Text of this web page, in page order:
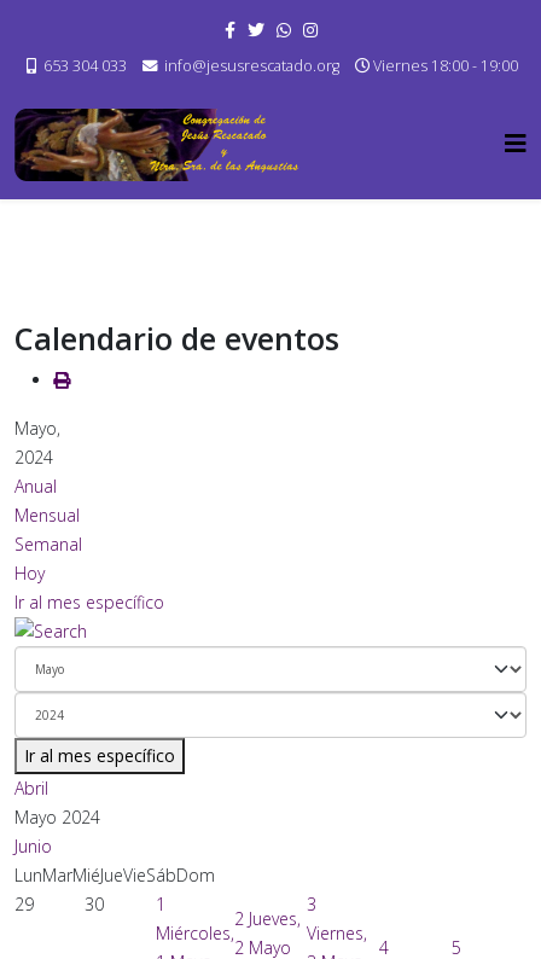
653 304 033 info@jesusrescatado.org Viernes 18:00 - 19:00
Calendario de eventos
Mayo,
2024
Anual
Mensual
Semanal
Hoy
Ir al mes específico
Ir al mes específico
Abril
Mayo 2024
Junio
LunMarMiéJueVieSábDom
29
30
1
Miércoles,
2 Jueves,
2 Mayo
3
Viernes,
4
5